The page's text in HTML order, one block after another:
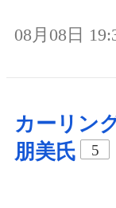
08月08日
カーリン
朋美氏
5